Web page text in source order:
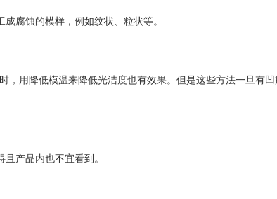
腐蚀的模样，例如纹状、粒状等。
，用降低模温来降低光洁度也有效果。但是这些方法一旦有凹
产品内也不宜看到。